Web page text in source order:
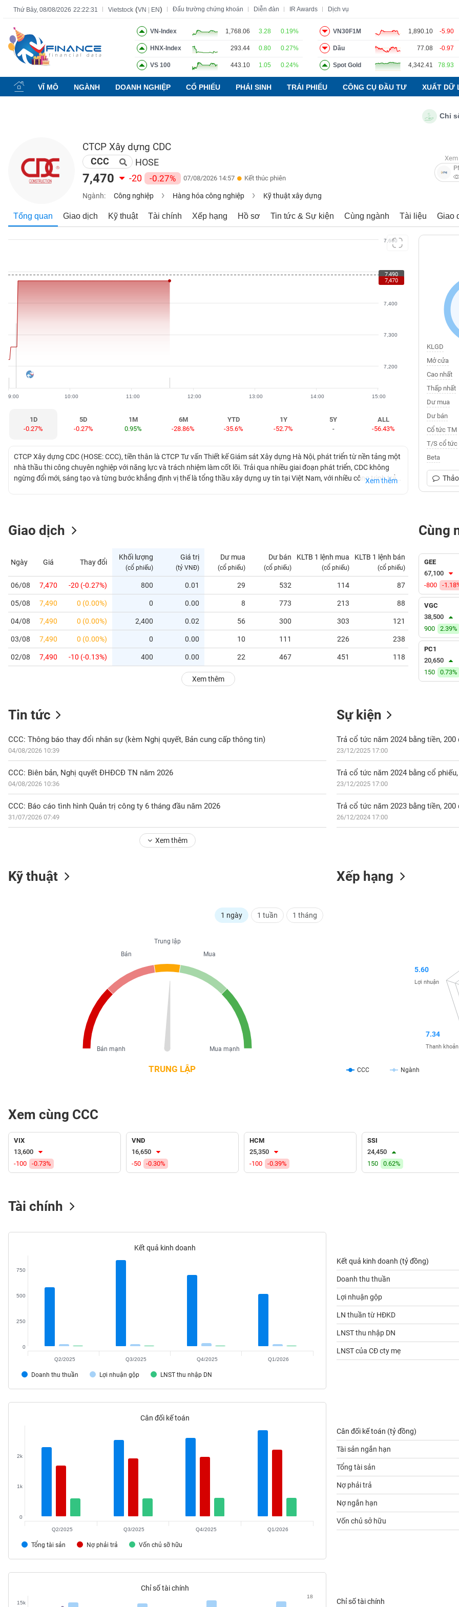
Thứ Bảy, 08/08/2026 22:22:32 Vietstock (VN EN) Đấu trường chứng khoán Diễn đàn IR Awards Dịch vụ
VN-Index 1,768.06 3.28 0.19%
HNX-Index 293.44 0.80 0.27%
VS 100 443.10 1.05 0.24%
VN30F1M 1,890.10 -5.90
Dầu 77.08 -0.97
Spot Gold 4,342.41 78.93
VĨ MÔ NGÀNH DOANH NGHIỆP CỔ PHIẾU PHÁI SINH TRÁI PHIẾU CÔNG CỤ ĐẦU TƯ XUẤT DỮ
Chỉ số
CTCP Xây dựng CDC
CCC HOSE
7,470 -20 -0.27% 07/08/2026 14:57 Kết thúc phiên
Ngành: Công nghiệp Hàng hóa công nghiệp Kỹ thuật xây dựng
Tổng quan Giao dịch Kỹ thuật Tài chính Xếp hạng Hồ sơ Tin tức & Sự kiện Cùng ngành Tài liệu Giao
7,200
7,300
7,400
7,500
7,600
9:00 10:00 11:00 12:00 13:00 14:00 15:00
7,490
7,470
1D
-0.27%
5D
-0.27%
1M
0.95%
6M
-28.86%
YTD
-35.6%
1Y
-52.7%
5Y
-
ALL
-56.43%
CTCP Xây dựng CDC (HOSE: CCC), tiền thân là CTCP Tư vấn Thiết kế Giám sát Xây dựng Hà Nội, phát triển từ nền tảng một
nhà thầu thi công chuyên nghiệp với năng lực và trách nhiệm làm cốt lõi. Trải qua nhiều giai đoạn phát triển, CDC không
ngừng đổi mới, sáng tạo và từng bước khẳng định vị thế là tổng thầu xây dựng uy tín tại Việt Nam, với nhiều công trình trải
Xem thêm
KLGD
Mở cửa
Cao nhất
Thấp nhất
Dư mua
Dư bán
Cổ tức TM
T/S cổ tức
Beta
Giao dịch
Ngày Giá Thay đổi
Khối lượng
(cổ phiếu)
Giá trị
(tỷ VNĐ)
Dư mua
(cổ phiếu)
Dư bán
(cổ phiếu)
KLTB 1 lệnh mua
(cổ phiếu)
KLTB 1 lệnh bán
(cổ phiếu)
06/08 7,470 -20 (-0.27%) 800 0.01 29 532 114 87 0.00
05/08 7,490 0 (0.00%) 0 0.00 8 773 213 88 0.00
04/08 7,490 0 (0.00%) 2,400 0.02 56 300 303 121 0.00
03/08 7,490 0 (0.00%) 0 0.00 10 111 226 238 0.00
02/08 7,490 -10 (-0.13%) 400 0.00 22 467 451 118 0.00
Xem thêm
Cùng
GEE
67,100
-800
-
VGC
38,500
900
2.39%
PC1
20,650
150
0.73%
Tin tức
CCC: Thông báo thay đổi nhân sự (kèm Nghị quyết, Bản cung cấp thông tin)
04/08/2026 10:39
CCC: Biên bản, Nghị quyết ĐHĐCĐ TN năm 2026
04/08/2026 10:36
CCC: Báo cáo tình hình Quản trị công ty 6 tháng đầu năm 2026
31/07/2026 07:49
Xem thêm
Sự kiện
Trả cổ tức năm 2024 bằng tiền, 200
23/12/2025 17:00
Trả cổ tức năm 2024 bằng cổ
23/12/2025 17:00
Trả cổ tức năm 2023 bằng tiền, 200
26/12/2024 17:00
Kỹ thuật
1 ngày 1 tuần 1 tháng
TRUNG LẬP
Trung lập
Mua
Mua mạnh
Bán
Bán mạnh
Xếp hạng
CCC Ngành
7.34
Thanh khoản
5.60
Lợi nhuận
Xem cùng CCC
VIX
13,600
-100
-0.73%
VND
16,650
-50
-0.30%
HCM
25,350
-100
-0.39%
SSI
24,450
150
0.62%
Tài chính
Kết quả kinh doanh
Doanh thu thuần Lợi nhuận gộp LNST thu nhập DN
0
250
500
750
Q2/2025 Q3/2025 Q4/2025 Q1/2026
Kết quả kinh doanh (tỷ đồng)
Doanh thu thuần
Lợi nhuận gộp
LN thuần từ HĐKD
LNST thu nhập DN
LNST của CĐ cty mẹ
Cân đối kế toán
Tổng tài sản Nợ phải trả Vốn chủ sỡ hữu
0
1k
2k
Q2/2025 Q3/2025 Q4/2025 Q1/2026
Cân đối kế toán (tỷ đồng)
Tài sản ngắn hạn
Tổng tài sản
Nợ phải trả
Nợ ngắn hạn
Vốn chủ sở hữu
Chỉ số tài chính
15k
18
Chỉ số tài chính
Tất cả Tính năng Ngành Mã chứng khoán Lãnh đạo Báo cáo phân tích Thuật ngữ
Tính
năng
(-)
CHỨNG
KHOÁN
NGHIỆP
SẢN
HÓA
GIỚI
CÁ
NHÂN
PHÂN
TÍCH
VIETSTOCKFINANCE
DOANH
NGHIỆP
CỔ
PHIẾU
SINH
(-)
VS-
SECTOR
NGUYÊN
VẬT
NGHIỆP
TIÊU
KHÔNG
THIẾT
TIÊU
THIẾT
CHĂM